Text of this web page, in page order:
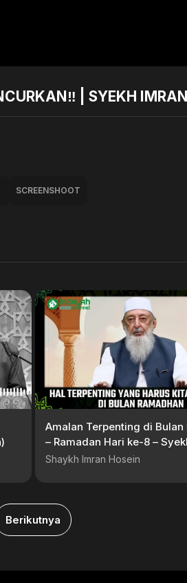
| SYEKH
SCREENSHOOT
Amalan Terpenting di Bulan
– Ramadan Hari ke-8 –
Hosein
Shaykh Imran Hosein
Berikutnya